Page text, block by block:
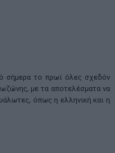
σήμερα το πρωί όλες σχεδόν
με τα αποτελέσματα να
όπως η ελληνική και η